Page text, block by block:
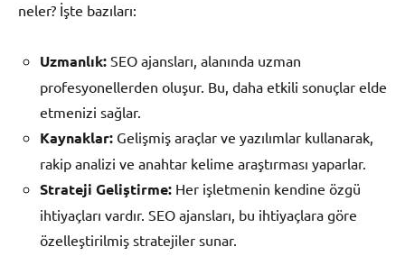
neler? İşte bazıları:
Uzmanlık: SEO ajansları, alanında uzman
profesyonellerden oluşur. Bu, daha etkili sonuçlar elde
etmenizi sağlar.
Kaynaklar: Gelişmiş araçlar ve yazılımlar kullanarak,
rakip analizi ve anahtar kelime araştırması yaparlar.
Strateji Geliştirme: Her işletmenin kendine özgü
ihtiyaçları vardır. SEO ajansları, bu ihtiyaçlara göre
özelleştirilmiş stratejiler sunar.